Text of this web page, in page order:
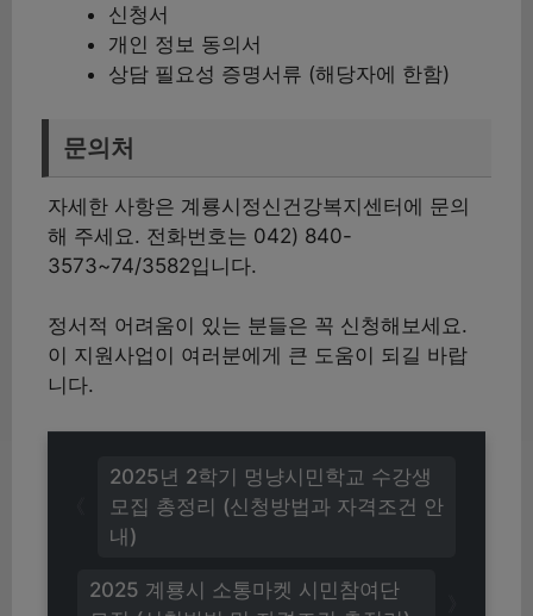
신청서
개인 정보 동의서
상담 필요성 증명서류 (해당자에 한함)
문의처
자세한 사항은 계룡시정신건강복지센터에 문의
해 주세요. 전화번호는 042) 840-
3573~74/3582입니다.
정서적 어려움이 있는 분들은 꼭 신청해보세요.
이 지원사업이 여러분에게 큰 도움이 되길 바랍
니다.
2025 계룡시 소통마켓 시민참여단
2025년 2학기 멍냥시민학교 수강생
모집 총정리 (신청방법과 자격조건 안
내)